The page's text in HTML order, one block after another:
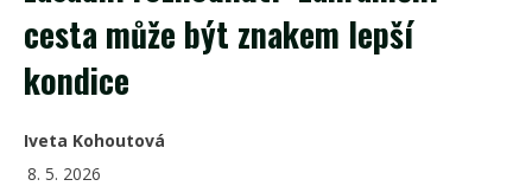
cesta může být znakem lepší
kondice
Iveta Kohoutová
8. 5. 2026